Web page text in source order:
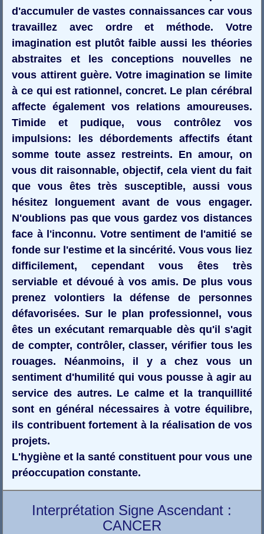
d'accumuler de vastes connaissances car vous
travaillez avec ordre et méthode. Votre
imagination est plutôt faible aussi les théories
abstraites et les conceptions nouvelles ne
vous attirent guère. Votre imagination se limite
à ce qui est rationnel, concret. Le plan cérébral
affecte également vos relations amoureuses.
Timide et pudique, vous contrôlez vos
impulsions: les débordements affectifs étant
somme toute assez restreints. En amour, on
vous dit raisonnable, objectif, cela vient du fait
que vous êtes très susceptible, aussi vous
hésitez longuement avant de vous engager.
N'oublions pas que vous gardez vos distances
face à l'inconnu. Votre sentiment de l'amitié se
fonde sur l'estime et la sincérité. Vous vous liez
difficilement, cependant vous êtes très
serviable et dévoué à vos amis. De plus vous
prenez volontiers la défense de personnes
défavorisées. Sur le plan professionnel, vous
êtes un exécutant remarquable dès qu'il s'agit
de compter, contrôler, classer, vérifier tous les
rouages. Néanmoins, il y a chez vous un
sentiment d'humilité qui vous pousse à agir au
service des autres. Le calme et la tranquillité
sont en général nécessaires à votre équilibre,
ils contribuent fortement à la réalisation de vos
projets.
L'hygiène et la santé constituent pour vous une
préoccupation constante.
Interprétation Signe Ascendant :
CANCER